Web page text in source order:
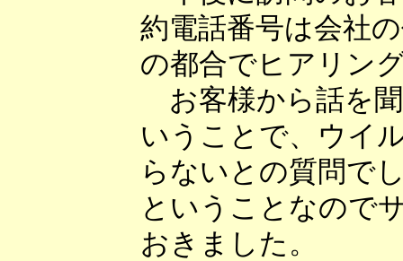
約電話番号は会社
の都合でヒアリン
お客様から話を
いうことで、ウイ
らないとの質問で
ということなので
おきました。